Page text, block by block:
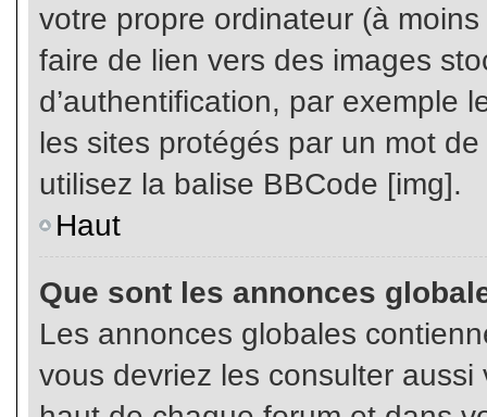
votre propre ordinateur (à
faire de lien vers des images
d’authentification, par exemple
les sites protégés par un mot
utilisez la balise BBCode [img].
Haut
Que sont les annonces
Les annonces globales
vous devriez les consulter